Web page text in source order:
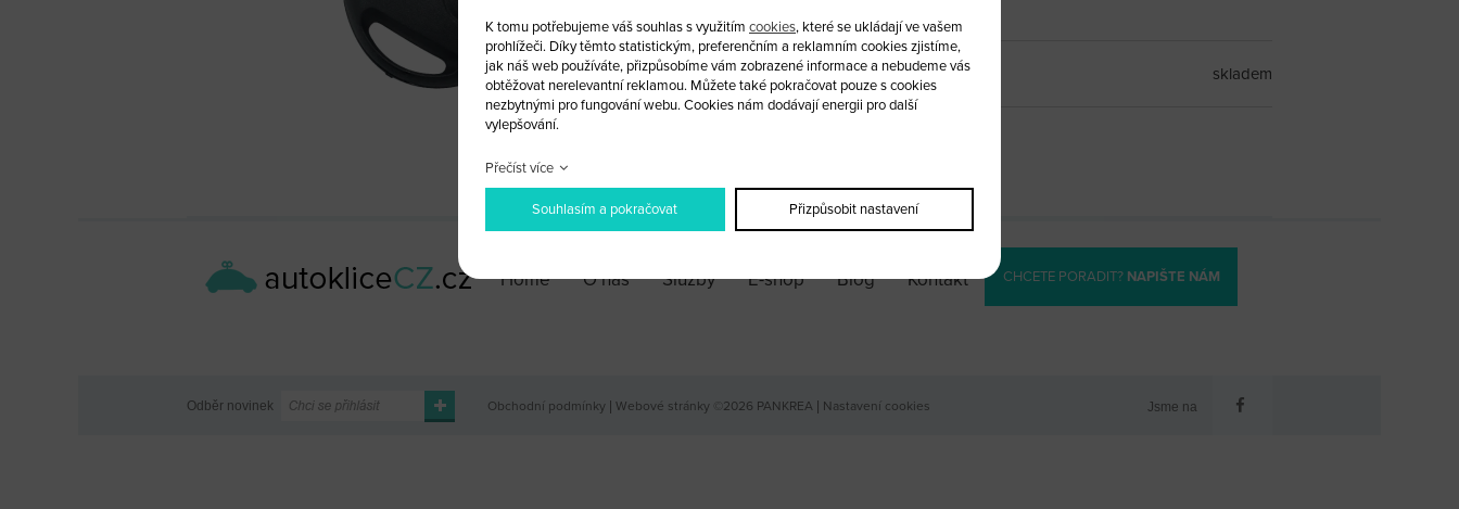
ks skladem
Home O nás Služby E-shop Blog Kontakt CHCETE PORADIT? NAPIŠTE NÁM
Odběr novinek Obchodní podmínky | Webové stránky ©2026 PANKREA | Nastavení cookies Jsme na
K tomu potřebujeme váš souhlas s využitím cookies, které se ukládají ve vašem
prohlížeči. Díky těmto statistickým, preferenčním a reklamním cookies zjistíme,
jak náš web používáte, přizpůsobíme vám zobrazené informace a nebudeme vás
obtěžovat nerelevantní reklamou. Můžete také pokračovat pouze s cookies
nezbytnými pro fungování webu. Cookies nám dodávají energii pro další
vylepšování.
Přečíst více
Souhlasím a pokračovat Přizpůsobit nastavení